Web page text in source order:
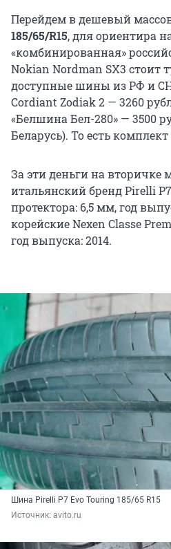
Перейдем в дешевый
185/65/R15, для ориентира
«комбинированная»
Nokian Nordman SX3 стоит
доступные шины из РФ и
Cordiant Zodiak 2 — 3260
«Белшина Бел-280» — 3500
Беларусь). То есть
За эти деньги на вторичке
итальянский бренд Pirelli
протектора: 6,5 мм, год
корейские Nexen Classe
год выпуска: 2014.
Шина Pirelli P7 Evo Touring 185/65 R15
Источник: avito.ru